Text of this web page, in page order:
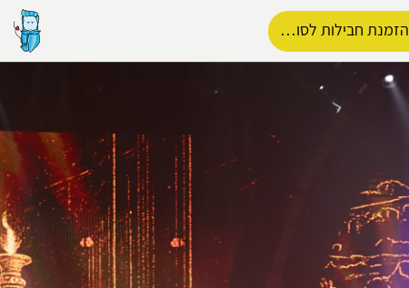
הזמנת חבילות לסופש
הפרופיל שלי
התנתק